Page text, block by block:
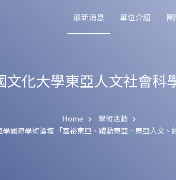
最新消息 單位介紹
文化大學東亞人文社會科
Home
學術活動
國際學術論壇 「富裕東亞、躍動東亞－東亞人文、